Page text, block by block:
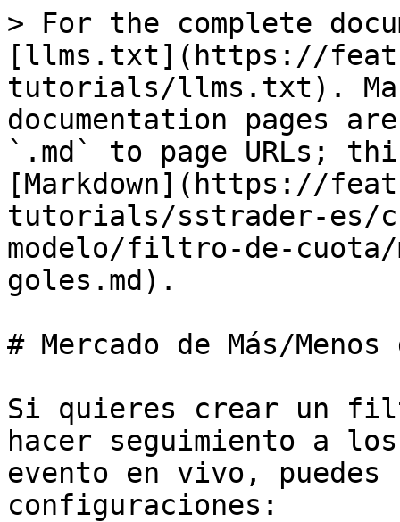
> For the complete
[llms.txt](https://
tutorials/llms.txt).
documentation pages
`.md` to page URLs;
[Markdown](https://
tutorials/sstrader-es/
modelo/filtro-de-cuota/
goles.md).
# Mercado de Más/
Si quieres crear un
hacer seguimiento a
evento en vivo,
configuraciones: